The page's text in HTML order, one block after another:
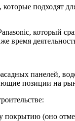
подходят
который
время
панелей,
позиции на
покрытию (оно